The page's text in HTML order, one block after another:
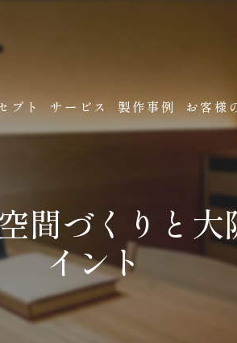
プト サービス 製作事例 お客様
間づくりと
イント